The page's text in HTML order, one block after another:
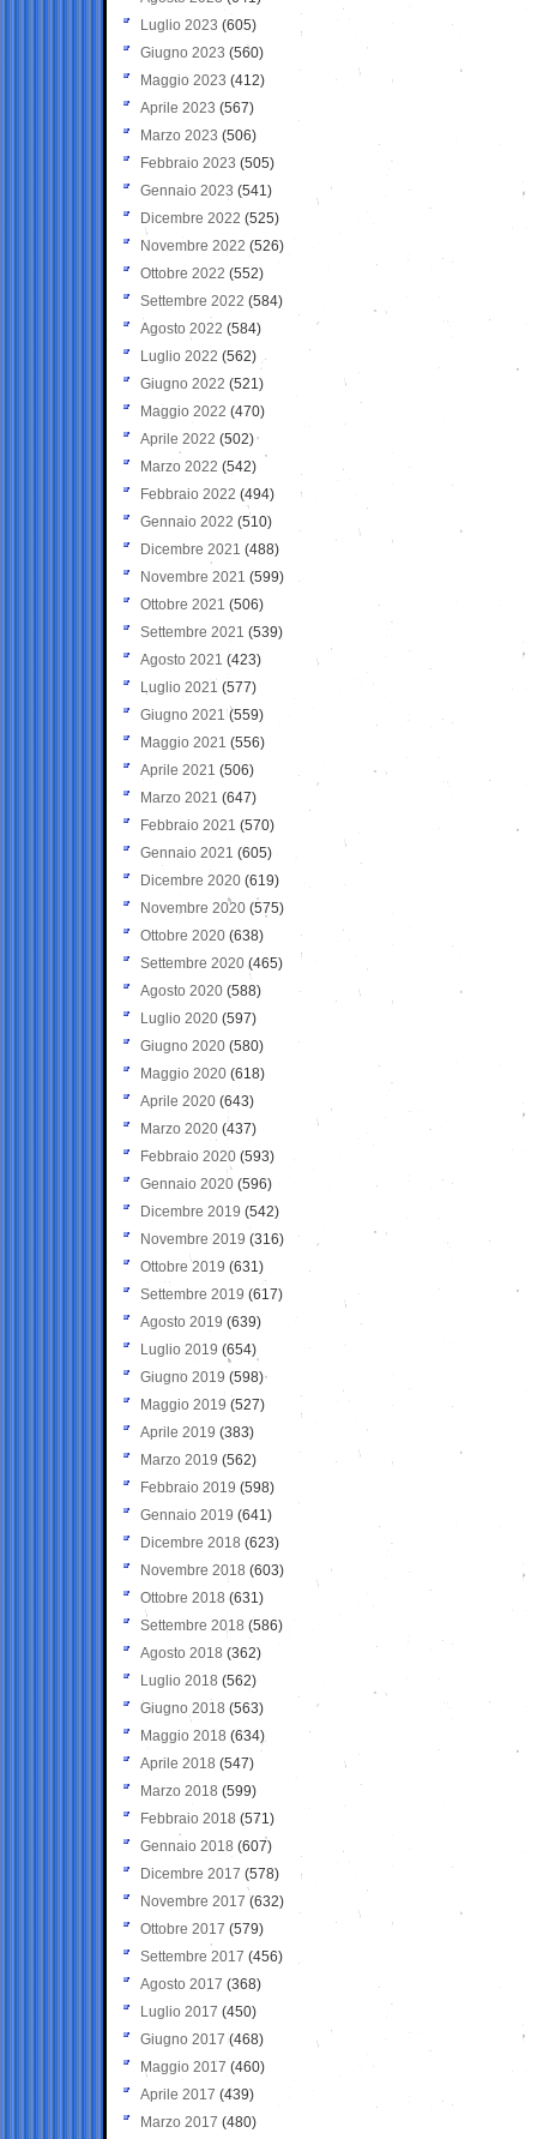
Luglio 2023 (605)
Giugno 2023 (560)
Maggio 2023 (412)
Aprile 2023 (567)
Marzo 2023 (506)
Febbraio 2023 (505)
Gennaio 2023 (541)
Dicembre 2022 (525)
Novembre 2022 (526)
Ottobre 2022 (552)
Settembre 2022 (584)
Agosto 2022 (584)
Luglio 2022 (562)
Giugno 2022 (521)
Maggio 2022 (470)
Aprile 2022 (502)
Marzo 2022 (542)
Febbraio 2022 (494)
Gennaio 2022 (510)
Dicembre 2021 (488)
Novembre 2021 (599)
Ottobre 2021 (506)
Settembre 2021 (539)
Agosto 2021 (423)
Luglio 2021 (577)
Giugno 2021(559)
Maggio 2021 (556)
Aprile 2021 (506)
Marzo 2021 (647)
Febbraio 2021 (570)
Gennaio 2021 (605)
Dicembre 2020 (619)
Novembre 2020 (575)
Ottobre 2020 (638)
Settembre 2020(465)
Agosto 2020 (588)
Luglio 2020 (597)
Giugno 2020 (580)
Maggio 2020 (618)
Aprile 2020 (643)
Marzo 2020 (437)
Febbraio 2020 (593)
Gennaio 2020 (596)
Dicembre 2019 (542)
Novembre 2019 (316)
Ottobre 2019 (631)
Settembre 2019 (617)
Agosto 2019 (639)
Luglio 2019 (654)
Giugno 2019 (598)
Maggio 2019 (527)
Aprile 2019 (383)
Marzo 2019 (562)
Febbraio 2019 (598)
Gennaio 2019 (641)
Dicembre 2018 (623)
Novembre 2018 (603)
Ottobre 2018 (631)
Settembre 2018 (586)
Agosto 2018 (362)
Luglio 2018 (562)
Giugno 2018 (563)
Maggio 2018 (634)
Aprile 2018 (547)
Marzo 2018 (599)
Febbraio 2018 (571)
Gennaio 2018 (607)
Dicembre 2017 (578)
Novembre 2017 (632)
Ottobre 2017 (579)
Settembre 2017 (456)
Agosto 2017 (368)
Luglio 2017 (450)
Giugno 2017 (468)
Maggio 2017 (460)
Aprile 2017 (439)
Marzo 2017 (480)